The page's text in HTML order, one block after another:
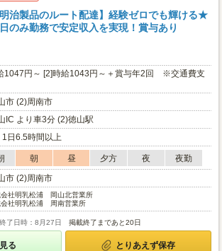
明治製品のルート配達】経験ゼロでも輝ける★
のみ勤務で安定収入を実現！賞与あり
1047円～ [2]時給1043円～＋賞与年2回 ※交通費支
市 (2)周南市
IC より車3分 (2)徳山駅
1日6.5時間以上
朝 昼 夕方 夜
夜勤
市 (2)周南市
会社明乳松浦 岡山北営業所
会社明乳松浦 周南営業所
了日時：8月27日 掲載終了まであと20日
る とりあえず保存